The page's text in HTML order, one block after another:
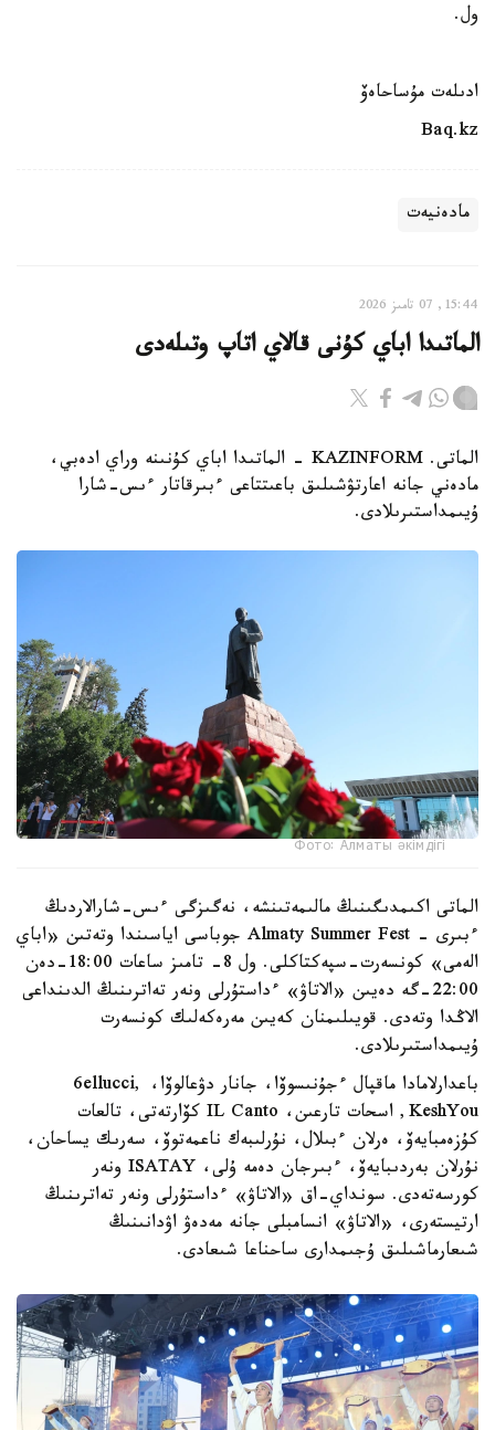
ول.
ادىلەت مۇساحاەۆ
Baq.kz
مادەنيەت
15:44, 07 تامىز 2026
الماتىدا اباي كۇنى قالاي اتاپ وتىلەدى
الماتى. KAZINFORM - الماتىدا اباي كۇنىنە وراي ادەبي،
مادەني جانە اعارتۋشىلىق باعىتتاعى ءبىرقاتار ءىس-شارا
ۇيىمداستىرىلادى.
Фото: Алматы әкімдігі
الماتى اكىمدىگىنىڭ مالىمەتىنشە، نەگىزگى ءىس-شارالاردىڭ
ءبىرى - Almaty Summer Fest جوباسى اياسىندا وتەتىن «اباي
الەمى» كونسەرت-سپەكتاكلى. ول 8- تامىز ساعات 18:00-دەن
22:00-گە دەيىن «الاتاۋ» ءداستۇرلى ونەر تەاترىنىڭ الدىنداعى
الاڭدا وتەدى. قويىلىمنان كەيىن مەرەكەلىك كونسەرت
ۇيىمداستىرىلادى.
باعدارلامادا ماقپال ءجۇنىسوۆا، جانار دۋعالوۆا، 6ellucci,
KeshYou, اسحات تارعىن، IL Canto كۆارتەتى، تالعات
كۇزەمبايەۆ، ەرلان ءبىلال، نۇرلىبەك ناعمەتوۆ، سەرىك يساحان،
نۇرلان بەردىبايەۆ، ءبىرجان دەمە ۇلى، ISATAY ونەر
كورسەتەدى. سونداي-اق «الاتاۋ» ءداستۇرلى ونەر تەاترىنىڭ
ارتيستەرى، «الاتاۋ» انسامبلى جانە مەدەۋ اۋدانىنىڭ
شىعارماشىلىق ۇجىمدارى ساحناعا شىعادى.